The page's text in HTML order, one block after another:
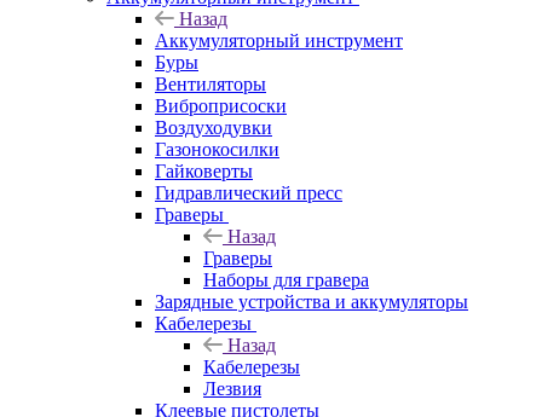
Назад
Аккумуляторный инструмент
Буры
Вентиляторы
Виброприсоски
Воздуходувки
Газонокосилки
Гайковерты
Гидравлический пресс
Граверы
Назад
Граверы
Наборы для гравера
Зарядные устройства и аккумуляторы
Кабелерезы
Назад
Кабелерезы
Лезвия
Клеевые пистолеты